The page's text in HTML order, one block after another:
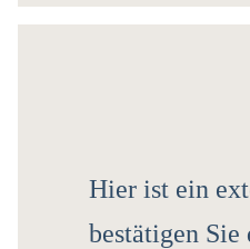
Hier ist ein
bestätigen Sie